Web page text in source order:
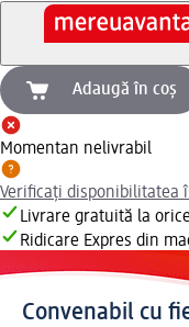
Adaugă în coș
Momentan nelivrabil
Verificați disponibilitatea
Livrare gratuită la
Ridicare Expres din
Convenabil cu